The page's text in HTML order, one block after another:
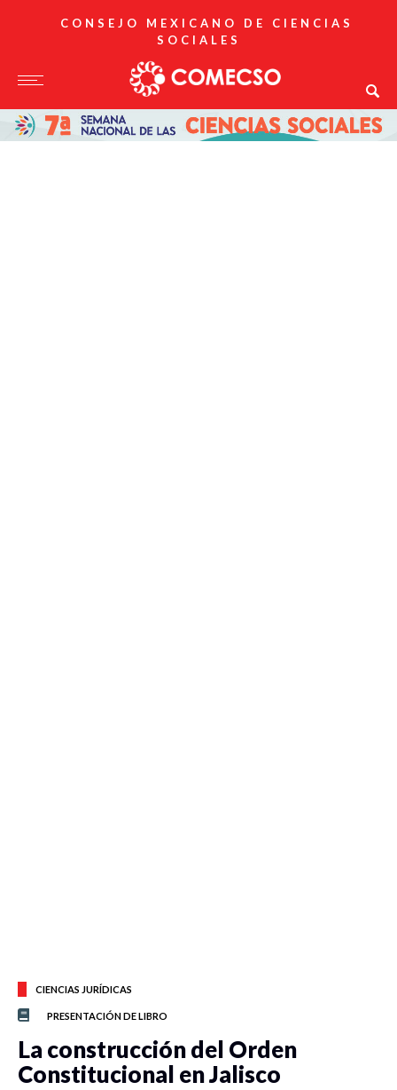
CONSEJO MEXICANO DE CIENCIAS
SOCIALES
CIENCIAS JURÍDICAS
PRESENTACIÓN DE LIBRO
La construcción del Orden
Constitucional en Jalisco